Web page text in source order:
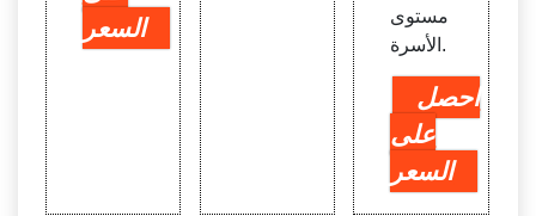
السعر
مستوى
الأسرة.
احصل
على
السعر